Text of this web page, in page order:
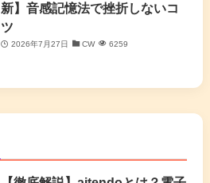
新】音感記憶法で挫折しないコ
ツ
2026年7月27日 CW 6259